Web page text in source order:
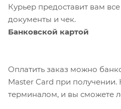
Курьер предоставит вам
документы и чек.
Банковской картой
Оплатить заказ можно
Master Card при получении.
терминалом, и вы сможете